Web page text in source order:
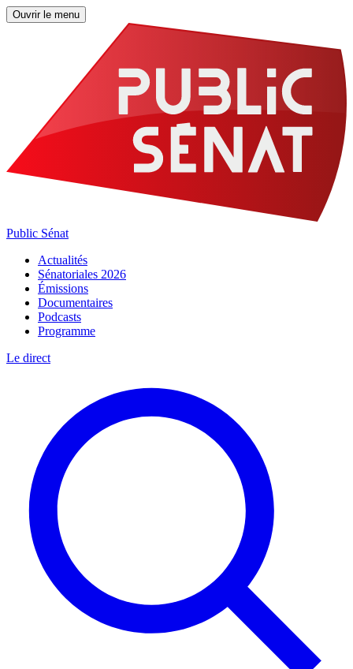
Ouvrir le menu
Public Sénat
Actualités
Sénatoriales 2026
Émissions
Documentaires
Podcasts
Programme
Le direct